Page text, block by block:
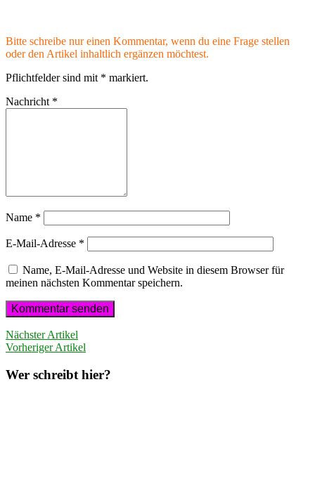
Bitte schreibe nur einen Kommentar, wenn du eine Frage stellen
oder den Artikel inhaltlich ergänzen möchtest.
Pflichtfelder sind mit * markiert.
Nachricht *
Name *
E-Mail-Adresse *
Name, E-Mail-Adresse und Website in diesem Browser für
meinen nächsten Kommentar speichern.
Nächster Artikel
Vorheriger Artikel
Wer schreibt hier?